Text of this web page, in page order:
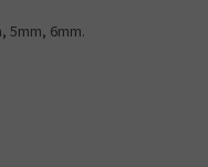
5mm, 6mm.